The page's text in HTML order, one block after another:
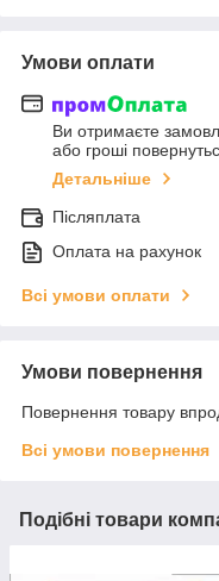
Умови оплати
Ви отримаєте
або гроші
Детальніше
Післяплата
Оплата на рахунок
Всі умови оплати
Умови повернення
Повернення товару
Всі умови повернення
Подібні товари